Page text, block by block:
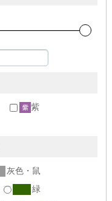
紫
灰色・鼠
緑